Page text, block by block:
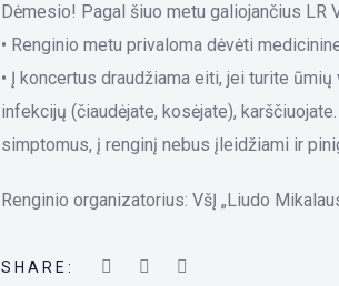
Dėmesio! Pagal šiuo metu galiojančius LR
• Renginio metu privaloma dėvėti
• Į koncertus draudžiama eiti, jei turite
infekcijų (čiaudėjate, kosėjate),
simptomus, į renginį nebus įleidžiami ir
Renginio organizatorius: VšĮ „Liudo
SHARE: